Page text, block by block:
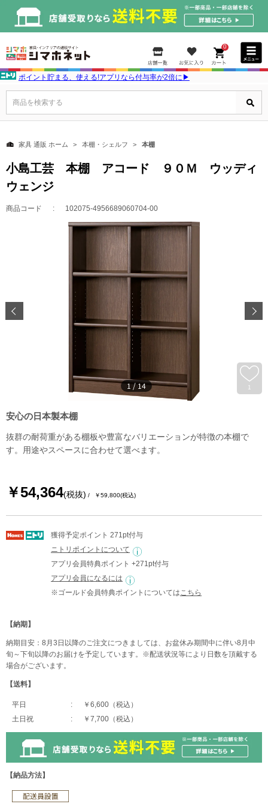
0
ポイント貯まる、使える!アプリなら付与率が2倍に▶
商品を検索する
家具 通販 ホーム 本棚・シェルフ 本棚
小島工芸 本棚 アコード ９０Ｍ ウッディ
ウェンジ
商品コード 102075-4956689060704-00
1
1/14
安心の日本製本棚
抜群の耐荷重がある棚板や豊富なバリエーションが特徴の本棚で
す。用途やスペースに合わせて選べます。
￥54,364(税抜) ￥59,800(税込)
獲得予定ポイント 271pt付与
ニトリポイントについて
アプリ会員特典ポイント +271pt付与
アプリ会員になるには
※ゴールド会員特典ポイントについては こちら
【納期】
納期目安：8月3日以降のご注文につきましては、お盆休み期間中に伴い8月中
旬～下旬以降のお届けを予定しています。※配送状況等により日数を頂戴する
場合がございます。
【送料】
平日
￥6,600（税込）
土日祝
￥7,700（税込）
【納品方法】